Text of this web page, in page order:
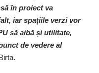
în proiect va
iar spațiile verzi vor
să aibă și utilitate,
de vedere al